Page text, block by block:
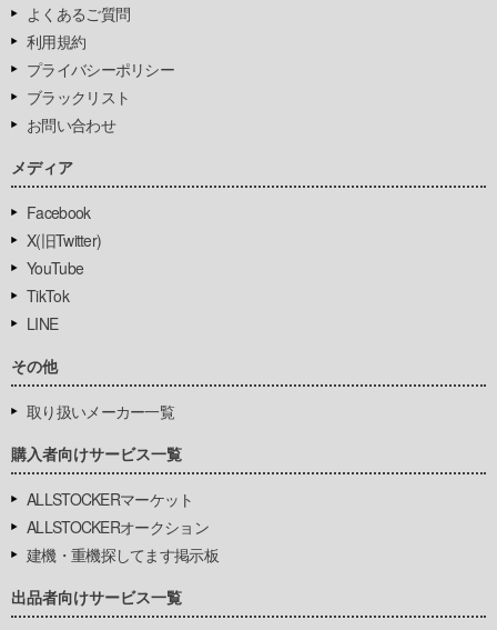
よくあるご質問
利用規約
プライバシーポリシー
ブラックリスト
お問い合わせ
メディア
Facebook
X(旧Twitter)
YouTube
TikTok
LINE
その他
取り扱いメーカー一覧
購入者向けサービス一覧
ALLSTOCKERマーケット
ALLSTOCKERオークション
建機・重機探してます掲示板
出品者向けサービス一覧